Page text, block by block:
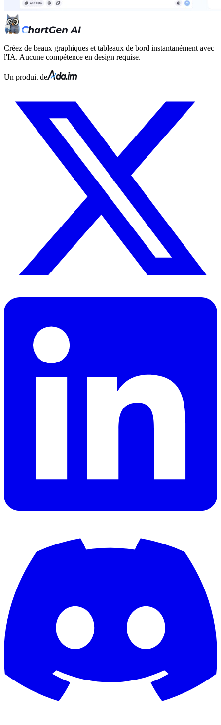
Créez de beaux graphiques et tableaux de bord instantanément avec
l'IA. Aucune compétence en design requise.
Un produit de